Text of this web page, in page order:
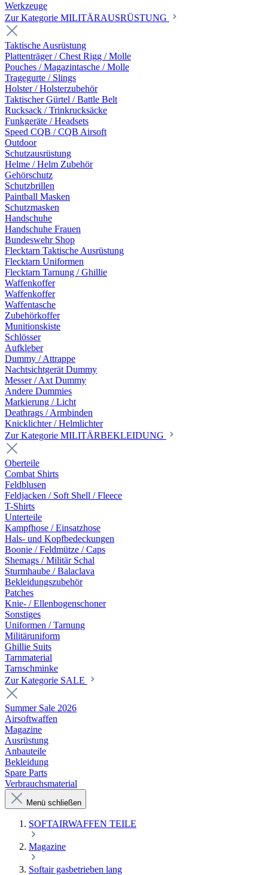
Werkzeuge
Zur Kategorie MILITÄRAUSRÜSTUNG
Taktische Ausrüstung
Plattenträger / Chest Rigg / Molle
Pouches / Magazintasche / Molle
Tragegurte / Slings
Holster / Holsterzubehör
Taktischer Gürtel / Battle Belt
Rucksack / Trinkrucksäcke
Funkgeräte / Headsets
Speed CQB / CQB Airsoft
Outdoor
Schutzausrüstung
Helme / Helm Zubehör
Gehörschutz
Schutzbrillen
Paintball Masken
Schutzmasken
Handschuhe
Handschuhe Frauen
Bundeswehr Shop
Flecktarn Taktische Ausrüstung
Flecktarn Uniformen
Flecktarn Tarnung / Ghillie
Waffenkoffer
Waffenkoffer
Waffentasche
Zubehörkoffer
Munitionskiste
Schlösser
Aufkleber
Dummy / Attrappe
Nachtsichtgerät Dummy
Messer / Axt Dummy
Andere Dummies
Markierung / Licht
Deathrags / Armbinden
Knicklichter / Helmlichter
Zur Kategorie MILITÄRBEKLEIDUNG
Oberteile
Combat Shirts
Feldblusen
Feldjacken / Soft Shell / Fleece
T-Shirts
Unterteile
Kampfhose / Einsatzhose
Hals- und Kopfbedeckungen
Boonie / Feldmütze / Caps
Shemags / Militär Schal
Sturmhaube / Balaclava
Bekleidungszubehör
Patches
Knie- / Ellenbogenschoner
Sonstiges
Uniformen / Tarnung
Militäruniform
Ghillie Suits
Tarnmaterial
Tarnschminke
Zur Kategorie SALE
Summer Sale 2026
Airsoftwaffen
Magazine
Ausrüstung
Anbauteile
Bekleidung
Spare Parts
Verbrauchsmaterial
Menü schließen
SOFTAIRWAFFEN TEILE
Magazine
Softair gasbetrieben lang